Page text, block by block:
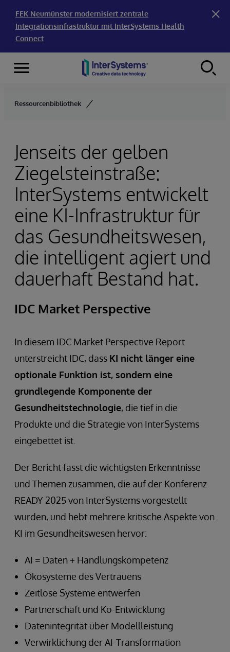
FEK Neumünster modernisiert zentrale
Integrationsinfrastruktur mit InterSystems Health
Connect
Skip to content
Menu
Ressourcenbibliothek
Jenseits der gelben
Ziegelsteinstraße:
InterSystems entwickelt
eine KI-Infrastruktur für
das Gesundheitswesen,
die intelligent agiert und
dauerhaft Bestand hat.
IDC Market Perspective
In diesem IDC Market Perspective Report
unterstreicht IDC, dass KI nicht länger eine
optionale Funktion ist, sondern eine
grundlegende Komponente der
Gesundheitstechnologie, die tief in die
Produkte und die Strategie von InterSystems
eingebettet ist.
Der Bericht fasst die wichtigsten Erkenntnisse
und Themen zusammen, die auf der Konferenz
READY 2025 von InterSystems vorgestellt
wurden, und hebt mehrere kritische Aspekte von
KI im Gesundheitswesen hervor:
AI = Daten + Handlungskompetenz
Ökosysteme des Vertrauens
Zeitlose Systeme entwerfen
Partnerschaft und Ko-Entwicklung
Datenintegrität über Modellleistung
Verwirklichung der AI-Transformation